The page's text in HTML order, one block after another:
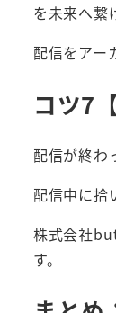
を未来へ繋
配信をアー
コツ7
配信が終わ
配信中に拾
株式会社
す。